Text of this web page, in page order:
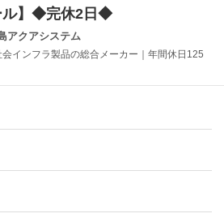
ル】◆完休2日◆
アクアシステム
インフラ製品の総合メーカー｜年間休日125